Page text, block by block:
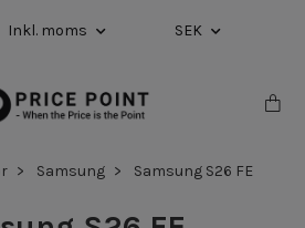
Inkl. moms SEK
Samsung Samsung S26 FE